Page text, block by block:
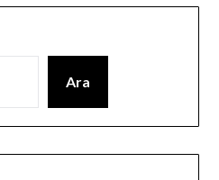
Ara